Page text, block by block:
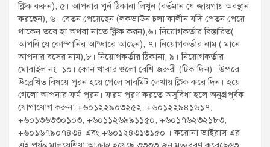
ক্লিক করুন), ৫। আপনার পুর্ন ঠিকানা লিখুন (বর্তমান যে জায়গায় অবস্থান
করছেন), ৬। বেতন পেয়েছেন (লকডাউন চলা কালীন যদি পেতন পেয়ে
থাকেন তবে হা অথবা নাতে ক্লিক করন),৬। নিয়োগকর্তার বিস্তারিত(
আপনি যে কোম্পানির আন্ডারে আছেন), ৭। নিয়োগকর্তার নাম ( মানে
আপনার বসের নাম),৮। নিয়োগকর্তার ঠিকানা, ৯। নিয়োগকর্তার
মোবাইল নং, ১০। কোন খাবার গুলো বেশি জরুরী (টিক দিন)। উপরে
উল্লেখিত বিষয়ে পূরন হয়ে গেলে সাবমিট লেখায় ক্লিক করে দিন। হয়ে
গেলো আপনার ফর্ম পূরন। ফরম পূরণ করতে অসুবিধা হলে অনুগ্রপূর্বক
যোগাযোগ করুন: +৬০১২২৯০৩২৫২, +৬০১২২৯৪১৬১৭,
+৬০১৩৬৩৩০১০৩, +৬০১১২৬৯৯১১৫০, +৬০১৭৬২৩২১৮৩,
+৬০১৬৭৯০৭৪৩৪ এবং +৬০১২৪৩১৩১৫০ । করোনা ভাইরাস এর